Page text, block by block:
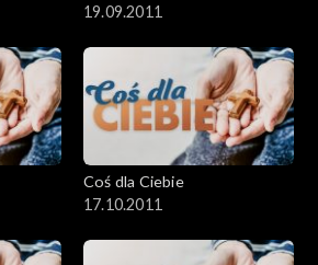
19.09.2011
Coś dla Ciebie
17.10.2011